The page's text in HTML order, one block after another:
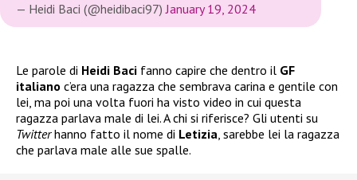
— Heidi Baci (@heidibaci97)January 19, 2024
Le parole di Heidi Baci fanno capire che dentro il GF
italiano c’era una ragazza che sembrava carina e gentile con
lei, ma poi una volta fuori ha visto video in cui questa
ragazza parlava male di lei. A chi si riferisce? Gli utenti su
Twitterhanno fatto il nome di Letizia, sarebbe lei la ragazza
che parlava male alle sue spalle.